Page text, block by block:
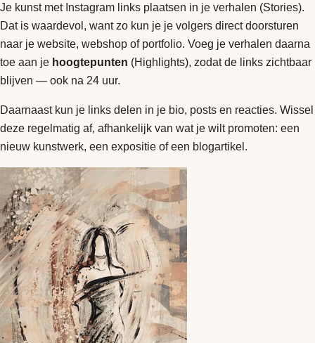
Je kunst met Instagram links plaatsen in je verhalen (Stories).
Dat is waardevol, want zo kun je je volgers direct doorsturen
naar je website, webshop of portfolio. Voeg je verhalen daarna
toe aan je hoogtepunten (Highlights), zodat de links zichtbaar
blijven — ook na 24 uur.
Daarnaast kun je links delen in je bio, posts en reacties. Wissel
deze regelmatig af, afhankelijk van wat je wilt promoten: een
nieuw kunstwerk, een expositie of een blogartikel.